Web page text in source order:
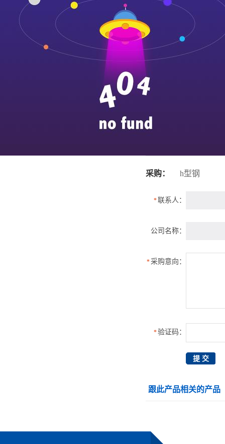
不锈钢工字钢的
有差别，大致范
检验方法：检测
等。
国标：gb13296-
采购： h型钢
*联系人：
公司名称：
*采购意向：
*验证码：
跟此产品相关的产品
联系求和
咨询热线：
0510-68070507
电话：0510-68070507
地址：无锡市锡山区芙蓉四路